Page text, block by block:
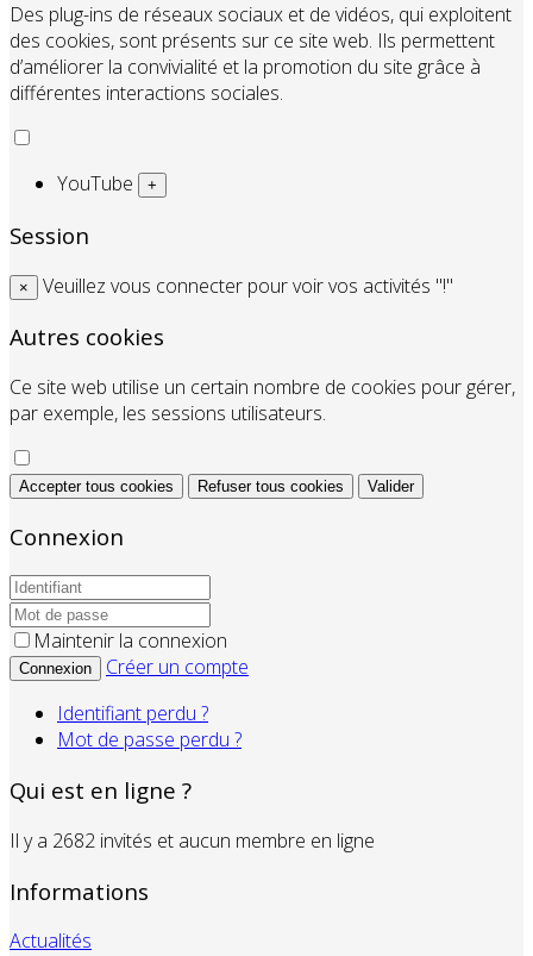
Des plug-ins de réseaux sociaux et de vidéos, qui exploitent
des cookies, sont présents sur ce site web. Ils permettent
d’améliorer la convivialité et la promotion du site grâce à
différentes interactions sociales.
YouTube +
Session
× Veuillez vous connecter pour voir vos activités "!"
Autres cookies
Ce site web utilise un certain nombre de cookies pour gérer,
par exemple, les sessions utilisateurs.
Accepter tous cookies Refuser tous cookies Valider
Connexion
Maintenir la connexion
Connexion
Créer un compte
Identifiant perdu ?
Mot de passe perdu ?
Qui est en ligne ?
Il y a 2682 invités et aucun membre en ligne
Informations
Actualités